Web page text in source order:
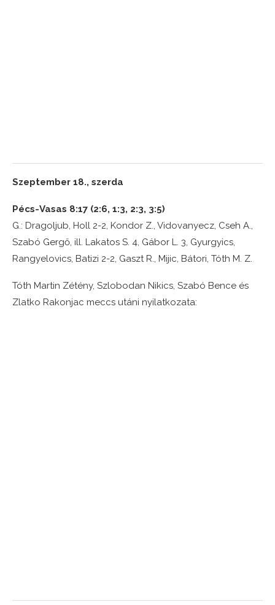
Szeptember 18., szerda
Pécs-Vasas 8:17 (2:6, 1:3, 2:3, 3:5)
G.: Dragoljub, Holl 2-2, Kondor Z., Vidovanyecz, Cseh A.,
Szabó Gergő, ill. Lakatos S. 4, Gábor L. 3, Gyurgyics,
Rangyelovics, Batizi 2-2, Gaszt R., Mijic, Bátori, Tóth M. Z.
Tóth Martin Zétény, Szlobodan Nikics, Szabó Bence és
Zlatko Rakonjac meccs utáni nyilatkozata: